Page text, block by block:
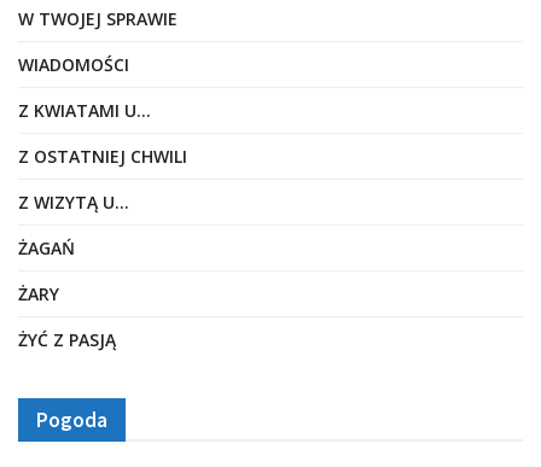
W TWOJEJ SPRAWIE
WIADOMOŚCI
Z KWIATAMI U…
Z OSTATNIEJ CHWILI
Z WIZYTĄ U…
ŻAGAŃ
ŻARY
ŻYĆ Z PASJĄ
Pogoda